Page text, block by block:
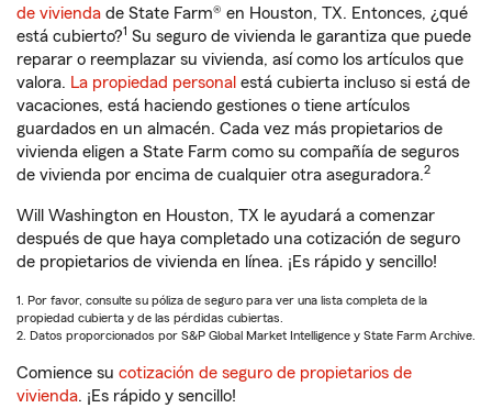
de vivienda de State Farm® en Houston, TX. Entonces, ¿qué
está cubierto?1 Su seguro de vivienda le garantiza que puede
reparar o reemplazar su vivienda, así como los artículos que
valora. La propiedad personal está cubierta incluso si está de
vacaciones, está haciendo gestiones o tiene artículos
guardados en un almacén. Cada vez más propietarios de
vivienda eligen a State Farm como su compañía de seguros
de vivienda por encima de cualquier otra aseguradora.2
Will Washington en Houston, TX le ayudará a comenzar
después de que haya completado una cotización de seguro
de propietarios de vivienda en línea. ¡Es rápido y sencillo!
1. Por favor, consulte su póliza de seguro para ver una lista completa de la
propiedad cubierta y de las pérdidas cubiertas.
2. Datos proporcionados por S&P Global Market Intelligence y State Farm Archive.
Comience su cotización de seguro de propietarios de
vivienda. ¡Es rápido y sencillo!